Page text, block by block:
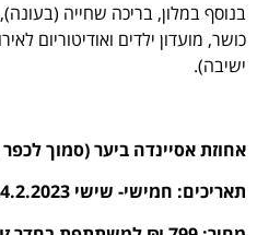
בנוסף במלון, בריכה שחייה
ישיבה).
אחוזת אסיינדה ביער (סמוך לכפר
תאריכים: חמישי- שישי 23-24.2.2023